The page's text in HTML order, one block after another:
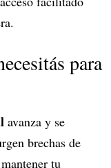
para
avanza y se
brechas de
tu